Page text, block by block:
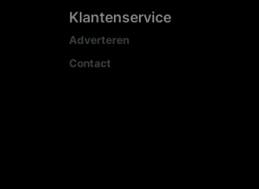
Klantenservice
Adverteren
Contact